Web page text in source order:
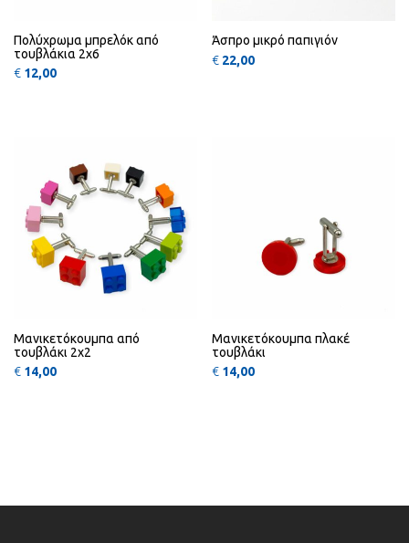
Πολύχρωμα μπρελόκ από
τουβλάκια 2x6
€ 12,00
Άσπρο μικρό παπιγιόν
€ 22,00
Μανικετόκουμπα από
τουβλάκι 2x2
€ 14,00
Μανικετόκουμπα πλακέ
τουβλάκι
€ 14,00